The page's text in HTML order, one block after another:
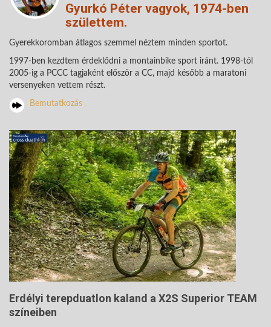
Gyurkó Péter vagyok, 1974-ben
születtem.
Gyerekkoromban átlagos szemmel néztem minden sportot.
1997-ben kezdtem érdeklődni a montainbike sport iránt. 1998-tól
2005-ig a PCCC tagjaként először a CC, majd később a maratoni
versenyeken vettem részt.
Bemutatkozás
Erdélyi terepduatlon kaland a X2S Superior TEAM
színeiben